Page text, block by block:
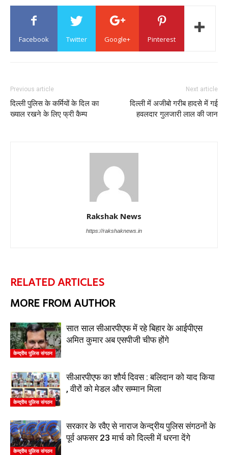
Facebook Twitter Google+ Pinterest
Previous article
दिल्ली पुलिस के कर्मियों के दिल का
ख्याल रखने के लिए फ्री कैम्प
Next article
दिल्ली में अजीबो गरीब हादसे में गई
हवलदार गुलजारी लाल की जान
Rakshak News
https://rakshaknews.in
RELATED ARTICLES
MORE FROM AUTHOR
केन्द्रीय पुलिस संगठन
सात साल सीआरपीएफ में रहे बिहार के आईपीएस
अमित कुमार अब एसपीजी चीफ होंगे
केन्द्रीय पुलिस संगठन
सीआरपीएफ का शौर्य दिवस : बलिदान को याद किया
, वीरों को मेडल और सम्मान मिला
केन्द्रीय पुलिस संगठन
सरकार के रवैए से नाराज केन्द्रीय पुलिस संगठनों के
पूर्व अफसर 23 मार्च को दिल्ली में धरना देंगे